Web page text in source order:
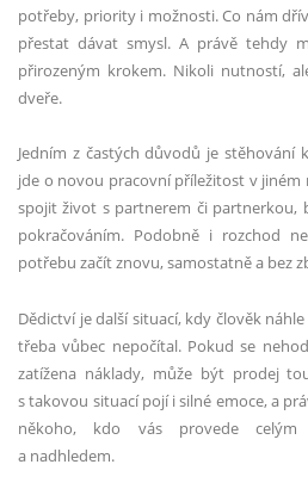
potřeby, priority i možnosti. Co nám
přestat dávat smysl. A právě tehdy
přirozeným krokem. Nikoli nutností,
dveře.
Jedním z častých důvodů je stěhování
jde o novou pracovní příležitost v
spojit život s partnerem či partnerkou,
pokračováním. Podobně i rozchod
potřebu začít znovu, samostatně a bez
Dědictví je další situací, kdy člověk
třeba vůbec nepočítal. Pokud se
zatížena náklady, může být prodej
s takovou situací pojí i silné emoce, a
někoho, kdo vás provede celým
a nadhledem.